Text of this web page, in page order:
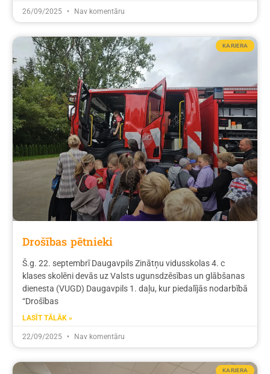
26/09/2025 Nav komentāru
KARJERA
Drošības pētnieki
Š.g. 22. septembrī Daugavpils Zinātņu vidusskolas 4. c
klases skolēni devās uz Valsts ugunsdzēsības un glābšanas
dienesta (VUGD) Daugavpils 1. daļu, kur piedalījās nodarbībā
“Drošības
LASĪT TĀLĀK »
22/09/2025 Nav komentāru
KARJERA